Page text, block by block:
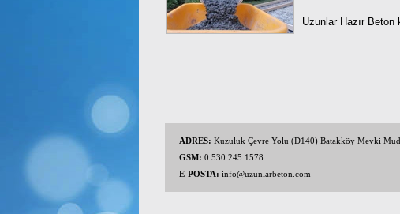
Uzunlar Hazır
ADRES: Kuzuluk Çevre Yolu (D140) Batakköy Mevki
GSM: 0 530 245 1578
E-POSTA: info@uzunlarbeton.com